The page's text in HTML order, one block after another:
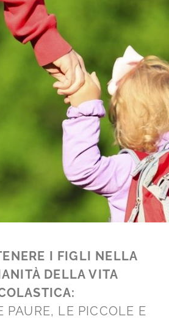
I FIGLI NELLA
DELLA VITA
PAURE, LE PICCOLE E